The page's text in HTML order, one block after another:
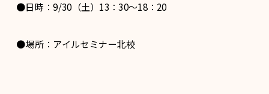
●日時：9/30（土）13：30～18：20
●場所：アイルセミナー北校